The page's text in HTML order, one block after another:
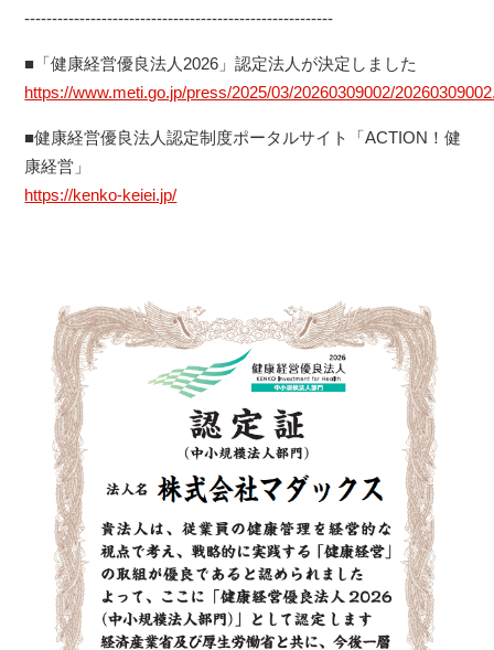
--------------------------------------------------------
■「健康経営優良法人2026」認定法人が決定しました
https://www.meti.go.jp/press/2025/03/20260309002/
■健康経営優良法人認定制度ポータルサイト「ACTION！健
康経営」
https://kenko-keiei.jp/